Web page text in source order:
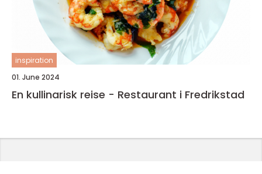
inspiration
01. June 2024
En kullinarisk reise - Restaurant i Fredrikstad